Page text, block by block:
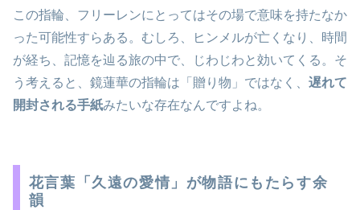
この指輪、フリーレンにとってはその場で意味を持たなか
った可能性すらある。むしろ、ヒンメルが亡くなり、時間
が経ち、記憶を辿る旅の中で、じわじわと効いてくる。そ
う考えると、鏡蓮華の指輪は「贈り物」ではなく、 遅れて
開封される手紙みたいな存在なんですよね。
花言葉「久遠の愛情」が物語にもたらす余
韻